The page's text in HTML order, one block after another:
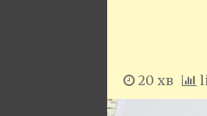
20 хв